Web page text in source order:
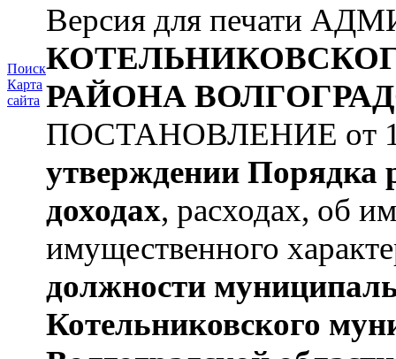
Поиск
Карта
сайта
Версия для печати
РАЙОНА
ПОСТАНОВЛЕНИЕ от
утверждении Порядка
доходах, расходах, об
имущественного
должности
Котельниковского